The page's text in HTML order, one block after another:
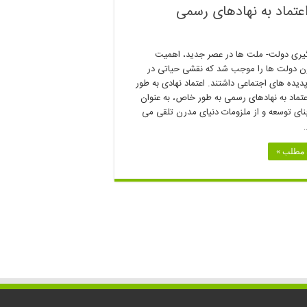
به نهادهای رسمی
دولت- ملت ها در عصر جدید، اهمیت
دولت ها را موجب شد که نقشی حیاتی در
های اجتماعی داشتند. اعتماد نهادی به طور
به نهادهای رسمی به طور خاص، به عنوان
توسعه و از ملزومات دنیای مدرن تلقی می
مطلب »